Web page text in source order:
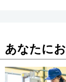
あなたに